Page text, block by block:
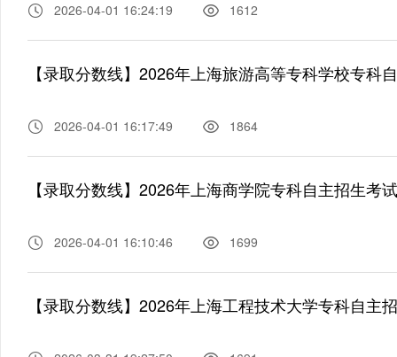
2026-04-01 16:24:19 1612
【录取分数线】2026年上海旅游高等专科学校专科
2026-04-01 16:17:49 1864
【录取分数线】2026年上海商学院专科自主招生考试
2026-04-01 16:10:46 1699
【录取分数线】2026年上海工程技术大学专科自主